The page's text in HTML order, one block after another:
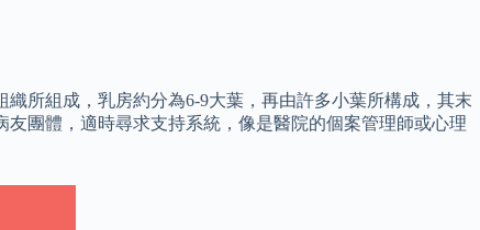
所組成，乳房約分為6-9大葉，再由許多小葉所構成，其末
團體，適時尋求支持系統，像是醫院的個案管理師或心理